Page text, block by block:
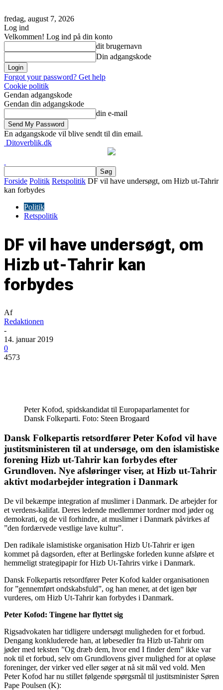
fredag, august 7, 2026
Log ind
Velkommen! Log ind på din konto
dit brugernavn
Din adgangskode
Forgot your password? Get help
Cookie politik
Gendan adgangskode
Gendan din adgangskode
din e-mail
En adgangskode vil blive sendt til din email.
Ditoverblik.dk
Forside Politik Retspolitik DF vil have undersøgt, om Hizb ut-Tahrir
kan forbydes
Politik
Retspolitik
DF vil have undersøgt, om
Hizb ut-Tahrir kan
forbydes
Af
Redaktionen
-
14. januar 2019
0
4573
Peter Kofod, spidskandidat til Europaparlamentet for
Dansk Folkeparti. Foto: Steen Brogaard
Dansk Folkepartis retsordfører Peter Kofod vil have
justitsministeren til at undersøge, om den islamistiske
forening Hizb ut-Tahrir kan forbydes efter
Grundloven. Nye afsløringer viser, at Hizb ut-Tahrir
aktivt modarbejder integration i Danmark
De vil bekæmpe integration af muslimer i Danmark. De arbejder for
et verdens-kalifat. Deres ledende medlemmer tordner mod jøder og
demokrati, og de vil forhindre, at muslimer i Danmark påvirkes af
”den fordærvede vestlige lave kultur”.
Den radikale islamistiske organisation Hizb Ut-Tahrir er igen
kommet på dagsorden, efter at Berlingske forleden kunne afsløre et
hemmeligt strategipapir for Hizb Ut-Tahrirs virke i Danmark.
Dansk Folkepartis retsordfører Peter Kofod kalder organisationen
for ”gennemført ondskabsfuld”, og han mener, at det igen bør
vurderes, om Hizb Ut-Tahrir kan forbydes i Danmark.
Peter Kofod: Tingene har flyttet sig
Rigsadvokaten har tidligere undersøgt muligheden for et forbud.
Dengang konkluderede han, at løbesedler fra Hizb ut-Tahrir om
jøder med teksten ”Og dræb dem, hvor end I finder dem” ikke var
nok til et forbud, selv om Grundlovens giver mulighed for at opløse
foreninger, der virker ved eller søger at nå sit mål ved vold. Men
Peter Kofod har nu stillet følgende spørgsmål til justitsminister Søren
Pape Poulsen (K):